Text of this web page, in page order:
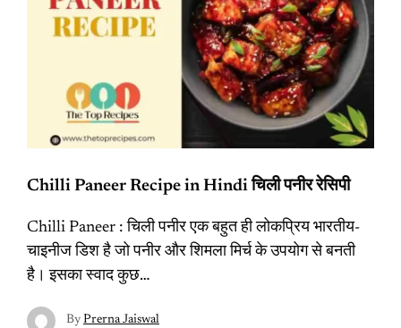
Chilli Paneer Recipe in Hindi चिली पनीर रेसिपी
Chilli Paneer : चिली पनीर एक बहुत ही लोकप्रिय भारतीय-
चाइनीज डिश है जो पनीर और शिमला मिर्च के उपयोग से बनती
है। इसका स्वाद कुछ…
By Prerna Jaiswal